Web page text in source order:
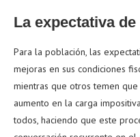
La expectativa
Para la población, las
mejoras en sus condiciones
mientras que otros temen
aumento en la carga
todos, haciendo que este